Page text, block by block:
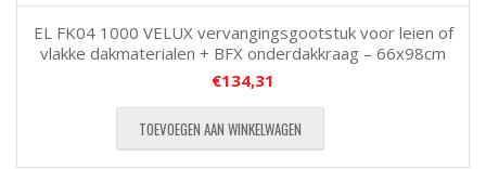
EL FK04 1000 VELUX vervangingsgootstuk voor leien of
vlakke dakmaterialen + BFX onderdakkraag – 66x98cm
€134,31
TOEVOEGEN AAN WINKELWAGEN